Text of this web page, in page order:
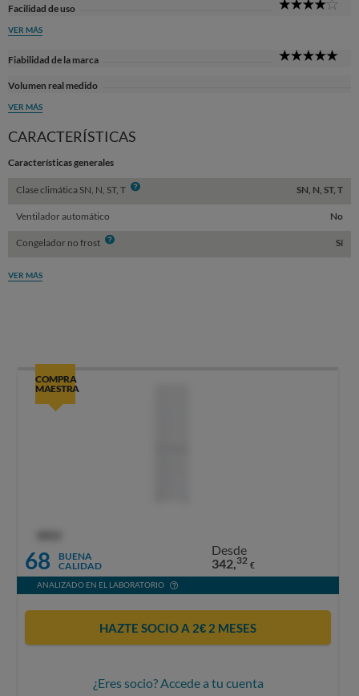
Facilidad de uso
VER MÁS
Fiabilidad de la marca
Volumen real medido
VER MÁS
CARACTERÍSTICAS
Características generales
Clase climática SN, N, ST, T Info SN, N, ST, T
Ventilador automático No
Congelador no frost Info Sí
VER MÁS
COMPRA
MAESTRA
68
BUENA
CALIDAD
Desde
342,32 €
ANALIZADO EN EL LABORATORIO
HAZTE SOCIO A 2€ 2 MESES
¿Eres socio? Accede a tu cuenta